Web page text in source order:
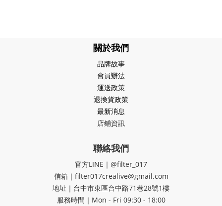
關於我們
品牌故事
會員辦法
運送政策
退換貨政策
最新消息
店鋪資訊
聯絡我們
官方LINE｜@filter_017
信箱｜filter017crealive@gmail.com
地址｜​台中市東區台中路71巷28號1樓
服務時間｜Mon - Fri 09:30 - 18:00